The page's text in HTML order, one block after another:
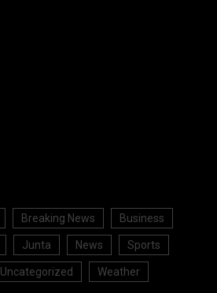
Breaking News Business
Junta News Sports
Uncategorized Weather